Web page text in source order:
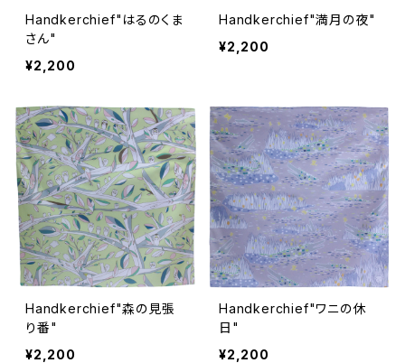
Handkerchief"はるのくま
さん"
¥2,200
Handkerchief"満月の夜"
¥2,200
Handkerchief"森の見張
り番"
¥2,200
Handkerchief"ワニの休
日"
¥2,200